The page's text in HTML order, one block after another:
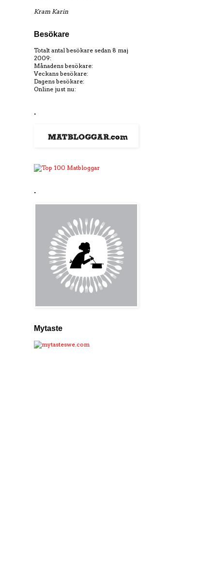
Kram Karin
Besökare
Totalt antal besökare sedan 8 maj
2009:
Månadens besökare:
Veckans besökare:
Dagens besökare:
Online just nu:
.
.
Mytaste